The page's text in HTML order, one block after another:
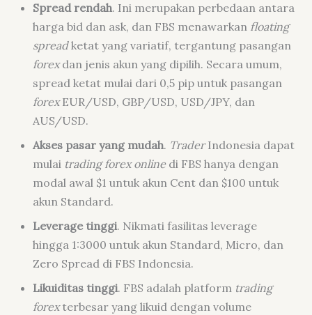
Spread rendah. Ini merupakan perbedaan antara
harga bid dan ask, dan FBS menawarkan floating
spreadketat yang variatif, tergantung pasangan
forexdan jenis akun yang dipilih. Secara umum,
spread ketat mulai dari 0,5 pip untuk pasangan
forexEUR/USD, GBP/USD, USD/JPY, dan
AUS/USD.
Akses pasar yang mudah. TraderIndonesia dapat
mulai trading forex onlinedi FBS hanya dengan
modal awal $1 untuk akun Cent dan $100 untuk
akun Standard.
Leverage tinggi. Nikmati fasilitas leverage
hingga 1:3000 untuk akun Standard, Micro, dan
Zero Spread di FBS Indonesia.
Likuiditas tinggi. FBS adalah platform trading
forexterbesar yang likuid dengan volume